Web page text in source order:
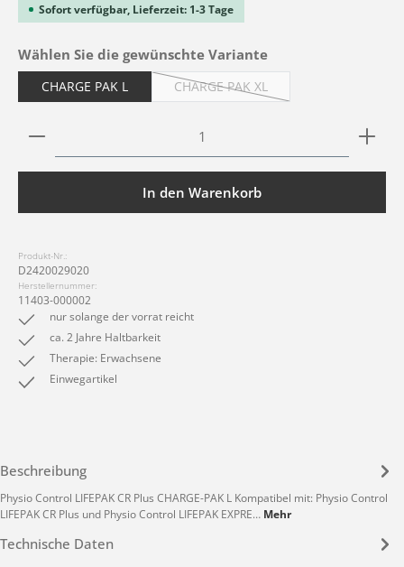
Sofort verfügbar, Lieferzeit: 1-3 Tage
Wählen Sie die gewünschte Varianteauswählen
CHARGE PAK L CHARGE PAK XL
(Diese Option ist zurzeit nicht
Produkt Anzahl: Gib den gewünschten Wert ein
In den Warenkorb
Produkt-Nr.:
D2420029020
Herstellernummer:
11403-000002
nur solange der vorrat reicht
ca. 2 Jahre Haltbarkeit
Therapie: Erwachsene
Einwegartikel
Beschreibung
Physio Control LIFEPAK CR Plus CHARGE-PAK L Kompatibel mit: Physio Control
LIFEPAK CR Plus und Physio Control LIFEPAK EXPRE… Mehr
Technische Daten